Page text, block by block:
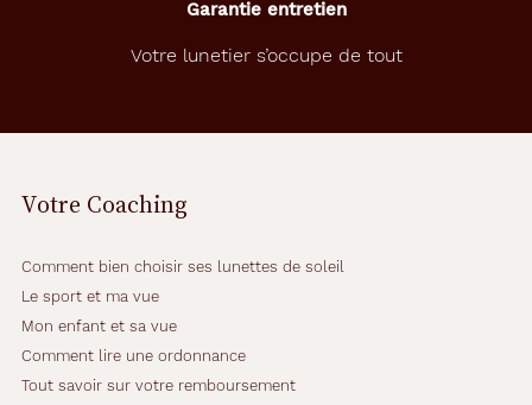
Garantie entretien
Votre lunetier s’occupe de tout
Votre Coaching
Comment bien choisir ses lunettes de soleil
Le sport et ma vue
Mon enfant et sa vue
Comment lire une ordonnance
Tout savoir sur votre remboursement